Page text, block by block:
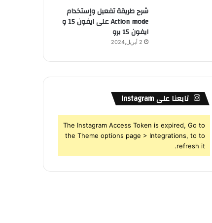
شرح طريقة تفعيل وإستخدام
Action mode على ايفون 15 و
ايفون 15 برو
2 أبريل,2024
تابعنا على Instagram
The Instagram Access Token is expired, Go to
the Theme options page > Integrations, to to
refresh it.